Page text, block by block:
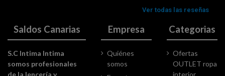
Saldos Canarias
S.C Intima Intima
somos profesionales
de la lencería y
Empresa
Quiénes
somos
Categorias
Ofertas
OUTLET ropa
interior